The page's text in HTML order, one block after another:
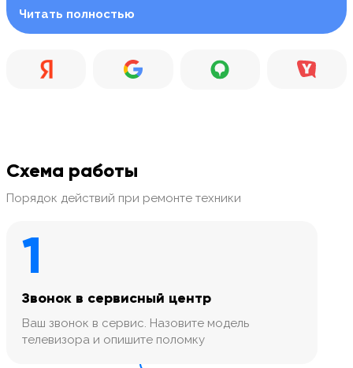
Читать полностью
Схема работы
Порядок действий при ремонте техники
1
Звонок в сервисный центр
Ваш звонок в сервис. Назовите модель
телевизора и опишите поломку